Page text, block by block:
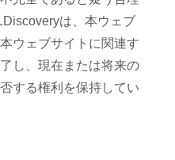
は、本ウェブ
ウェブサイトに関連す
し、現在または将来の
する権利を保持してい